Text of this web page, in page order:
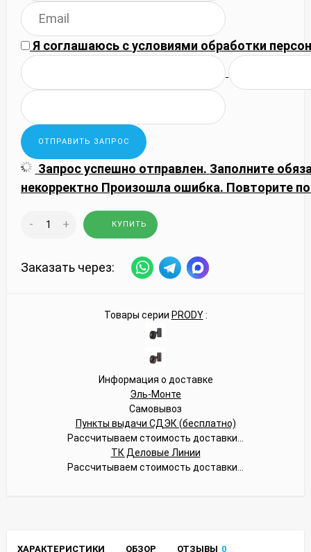
Я соглашаюсь сусловиями обработки
Запрос успешно отправлен. Заполните
некорректно Произошла ошибка. Повторите
- + КУПИТЬ
Заказать через:
Товары серии PRODY:
Информация о доставке
Эль-Монте
Самовывоз
Пункты выдачи СДЭК (бесплатно)
Рассчитываем стоимость доставки...
ТК Деловые Линии
Рассчитываем стоимость доставки...
ХАРАКТЕРИСТИКИ ОБЗОР ОТЗЫВЫ 0